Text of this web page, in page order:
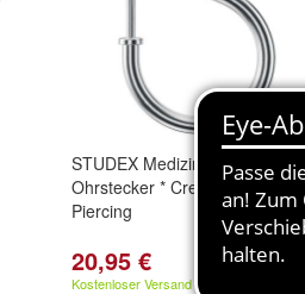
STUDEX Medizinische
Ohrstecker * Creole silber*
Piercing
20,95 €
Kostenloser Versand